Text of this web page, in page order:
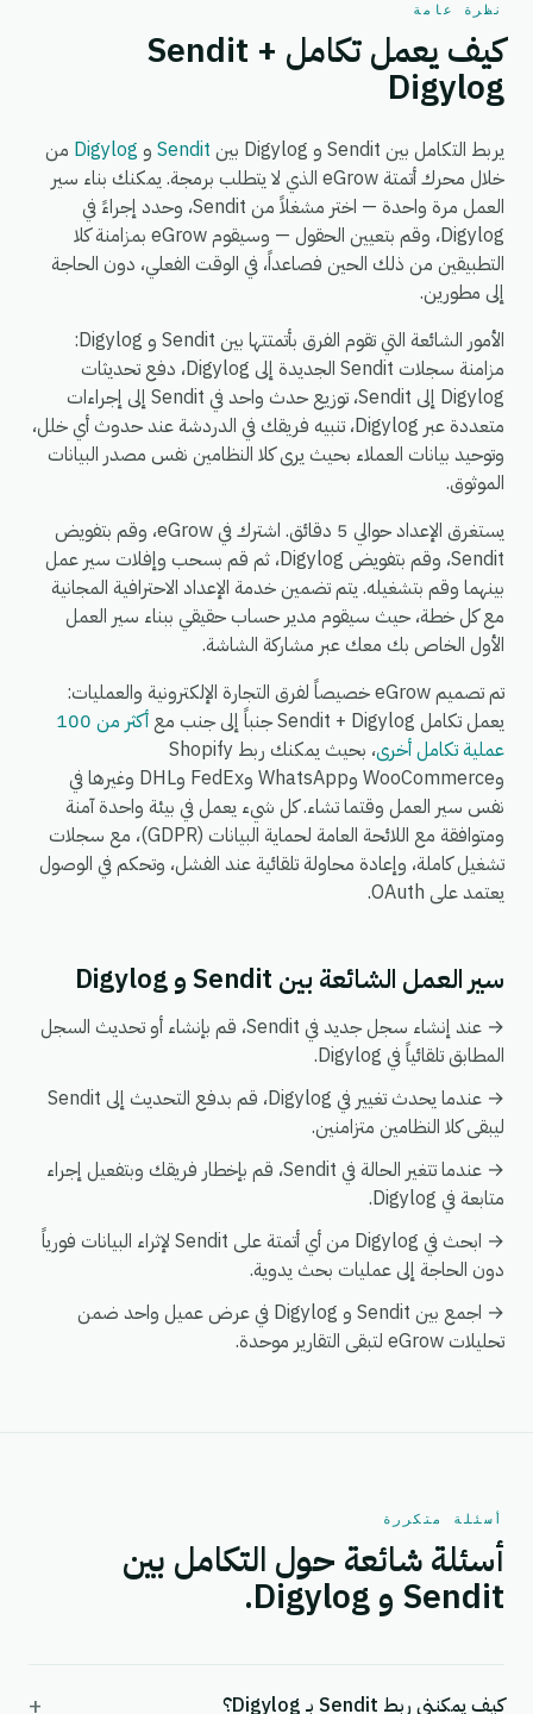
نظرة عامة
كيف يعمل تكامل Sendit +
Digylog
يربط التكامل بين Sendit و Digylog بين Sendit و Digylog من
خلال محرك أتمتة eGrow الذي لا يتطلب برمجة. يمكنك بناء سير
العمل مرة واحدة — اختر مشغلاً من Sendit، وحدد إجراءً في
Digylog، وقم بتعيين الحقول — وسيقوم eGrow بمزامنة كلا
التطبيقين من ذلك الحين فصاعداً، في الوقت الفعلي، دون الحاجة
إلى مطورين.
الأمور الشائعة التي تقوم الفرق بأتمتتها بين Sendit و Digylog:
مزامنة سجلات Sendit الجديدة إلى Digylog، دفع تحديثات
Digylog إلى Sendit، توزيع حدث واحد في Sendit إلى إجراءات
متعددة عبر Digylog، تنبيه فريقك في الدردشة عند حدوث أي خلل،
وتوحيد بيانات العملاء بحيث يرى كلا النظامين نفس مصدر البيانات
الموثوق.
يستغرق الإعداد حوالي 5 دقائق. اشترك في eGrow، وقم بتفويض
Sendit، وقم بتفويض Digylog، ثم قم بسحب وإفلات سير عمل
بينهما وقم بتشغيله. يتم تضمين خدمة الإعداد الاحترافية المجانية
مع كل خطة، حيث سيقوم مدير حساب حقيقي ببناء سير العمل
الأول الخاص بك معك عبر مشاركة الشاشة.
تم تصميم eGrow خصيصاً لفرق التجارة الإلكترونية والعمليات:
يعمل تكامل Sendit + Digylog جنباً إلى جنب مع
أكثر من 100
عملية تكامل أخرى
، بحيث يمكنك ربط Shopify
وWooCommerce وWhatsApp وFedEx وDHL وغيرها في
نفس سير العمل وقتما تشاء. كل شيء يعمل في بيئة واحدة آمنة
ومتوافقة مع اللائحة العامة لحماية البيانات (GDPR)، مع سجلات
تشغيل كاملة، وإعادة محاولة تلقائية عند الفشل، وتحكم في الوصول
يعتمد على OAuth.
سير العمل الشائعة بين Sendit و Digylog
→ عند إنشاء سجل جديد في Sendit، قم بإنشاء أو تحديث السجل
المطابق تلقائياً في Digylog.
→ عندما يحدث تغيير في Digylog، قم بدفع التحديث إلى Sendit
ليبقى كلا النظامين متزامنين.
→ عندما تتغير الحالة في Sendit، قم بإخطار فريقك وبتفعيل إجراء
متابعة في Digylog.
→ ابحث في Digylog من أي أتمتة على Sendit لإثراء البيانات فورياً
دون الحاجة إلى عمليات بحث يدوية.
→ اجمع بين Sendit و Digylog في عرض عميل واحد ضمن
تحليلات eGrow لتبقى التقارير موحدة.
أسئلة متكررة
أسئلة شائعة حول التكامل بين
Sendit و Digylog.
كيف يمكنني ربط Sendit بـ Digylog؟ +